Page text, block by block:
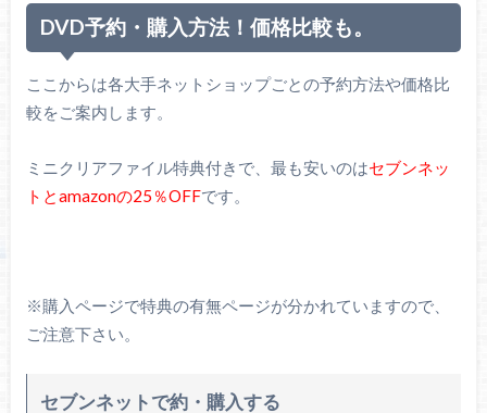
DVD予約・購入方法！価格比較も。
ここからは各大手ネットショップごとの予約方法や価格比
較をご案内します。
ミニクリアファイル特典付きで、最も安いのはセブンネッ
トとamazonの25％OFFです。
※購入ページで特典の有無ページが分かれていますので、
ご注意下さい。
セブンネットで約・購入する